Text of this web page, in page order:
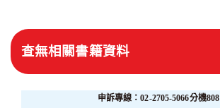
查無相關書籍資料
申訴專線：02-2705-5066分機808